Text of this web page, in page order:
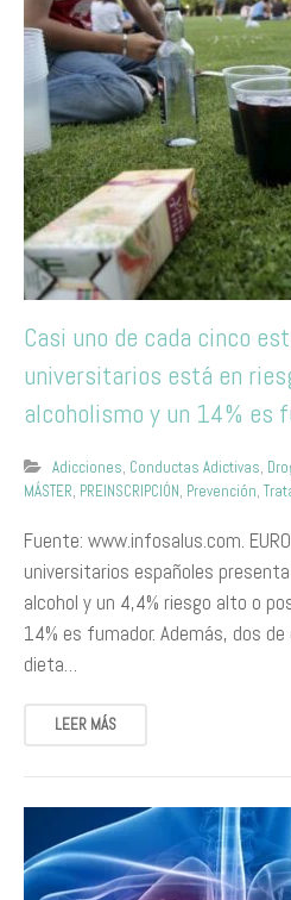
Casi uno de cada cinco
universitarios está en
alcoholismo y un 14% es
Adicciones, Conductas Adictivas,
MÁSTER, PREINSCRIPCIÓN, Prevención,
Fuente: www.infosalus.com.
universitarios españoles
alcohol y un 4,4% riesgo alto o
14% es fumador. Además, dos
dieta…
LEER MÁS